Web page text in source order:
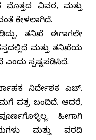
ಮೊತ್ತದ ವಿವರ, ಮತ್ತು
ಕೇಳಲಾಗಿದೆ.
ತನಿಖೆ ಈಗಾಗಲೇ
ಮತ್ತು ತನಿಖೆಯ
ಸ್ಪಷ್ಟಪಡಿಸಿದೆ.
ನಿರ್ದೇಶಕ ಎಚ್.
ಪತ್ರ ಬಂದಿದೆ. ಆದರೆ,
ಹೀಗಾಗಿ
ಮತ್ತು ವರದಿ